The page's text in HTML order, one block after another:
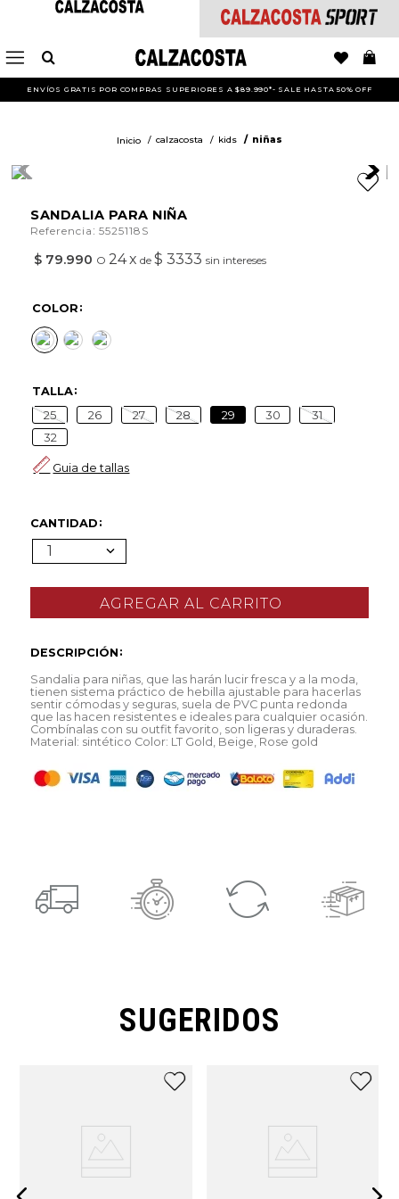
ENVÍOS GRATIS POR COMPRAS SUPERIORES A $89.990*- SALE HASTA 50% OFF
calzacosta kids niñas
SANDALIA PARA NIÑA
Referencia :5525118S
$ 79.990 O 24x de$ 3333 sin intereses
COLOR
TALLA
25 26 27 28 29 30
31
32
Guia de tallas
CANTIDAD
1
DESCRIPCIÓN
Sandalia para niñas, que las harán lucir fresca y a la moda,
tienen sistema práctico de hebilla ajustable para hacerlas
sentir cómodas y seguras, suela de PVC punta redonda
que las hacen resistentes e ideales para cualquier ocasión.
Combínalas con su outfit favorito, son ligeras y duraderas.
Material: sintético Color: LT Gold, Beige, Rose gold
SUGERIDOS